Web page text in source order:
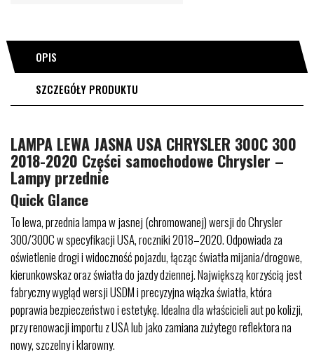
OPIS
SZCZEGÓŁY PRODUKTU
LAMPA LEWA JASNA USA CHRYSLER 300C 300
2018-2020 Części samochodowe Chrysler –
Lampy przednie
Quick Glance
To lewa, przednia lampa w jasnej (chromowanej) wersji do Chrysler
300/300C w specyfikacji USA, roczniki 2018–2020. Odpowiada za
oświetlenie drogi i widoczność pojazdu, łącząc światła mijania/drogowe,
kierunkowskaz oraz światła do jazdy dziennej. Największą korzyścią jest
fabryczny wygląd wersji USDM i precyzyjna wiązka światła, która
poprawia bezpieczeństwo i estetykę. Idealna dla właścicieli aut po kolizji,
przy renowacji importu z USA lub jako zamiana zużytego reflektora na
nowy, szczelny i klarowny.